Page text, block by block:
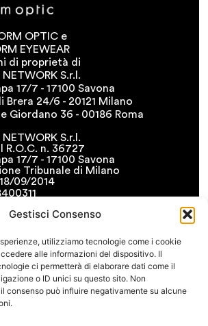
Gestisci Consenso
utilizziamo tecnologie come i cookie
alle informazioni del dispositivo. Il
ci permetterà di elaborare dati come il
o ID unici su questo sito. Non
consenso può influire negativamente su alcune
OPTIC e
EYEWEAR
di proprietà di
NETWORK S.r.l.
17/7 - 17100 Savona
Brera 24/6 - 20121 Milano
Giordano 36 - 00186 Roma
NETWORK S.r.l.
R.O.C. n. 36727
17/7 - 17100 Savona
Tribunale di Milano
09/2014
SITO